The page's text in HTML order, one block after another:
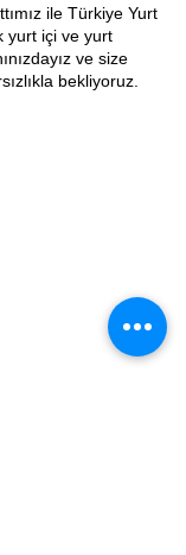
ile Türkiye Yurt
yurt içi ve yurt
ve size
bekliyoruz.